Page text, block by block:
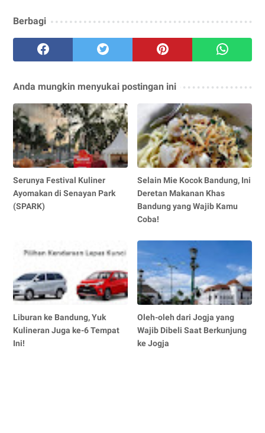
Berbagi
Anda mungkin menyukai postingan ini
Serunya Festival Kuliner
Ayomakan di Senayan Park
(SPARK)
Selain Mie Kocok Bandung, Ini
Deretan Makanan Khas
Bandung yang Wajib Kamu
Coba!
Liburan ke Bandung, Yuk
Kulineran Juga ke-6 Tempat
Ini!
Oleh-oleh dari Jogja yang
Wajib Dibeli Saat Berkunjung
ke Jogja